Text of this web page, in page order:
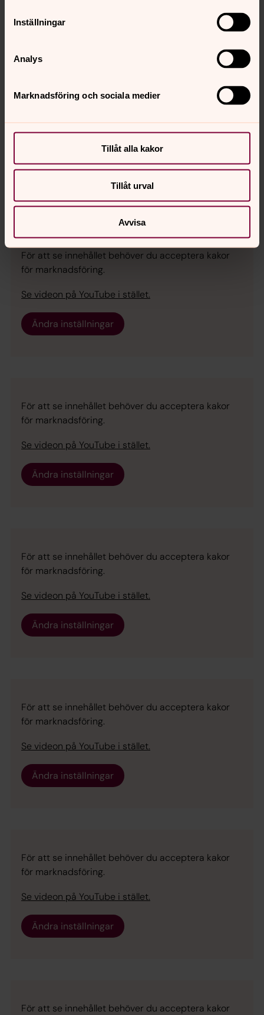
Inställningar
Analys
Marknadsföring och sociala medier
Tillåt alla kakor
Tillåt urval
Avvisa
Ändra inställningar
För att se innehållet behöver du acceptera kakor
Se videon på YouTube i stället.
Ändra inställningar
För att se innehållet behöver du acceptera kakor
för marknadsföring.
Se videon på YouTube i stället.
Ändra inställningar
För att se innehållet behöver du acceptera kakor
för marknadsföring.
Se videon på YouTube i stället.
Ändra inställningar
För att se innehållet behöver du acceptera kakor
för marknadsföring.
Se videon på YouTube i stället.
Ändra inställningar
För att se innehållet behöver du acceptera kakor
för marknadsföring.
Se videon på YouTube i stället.
Ändra inställningar
För att se innehållet behöver du acceptera kakor
för marknadsföring.
Se videon på YouTube i stället.
Ändra inställningar
För att se innehållet behöver du acceptera kakor